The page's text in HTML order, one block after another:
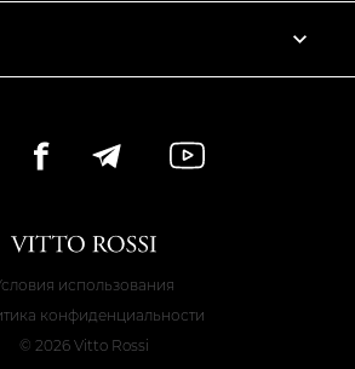
использования
конфиденциальности
© 2026 Vitto Rossi